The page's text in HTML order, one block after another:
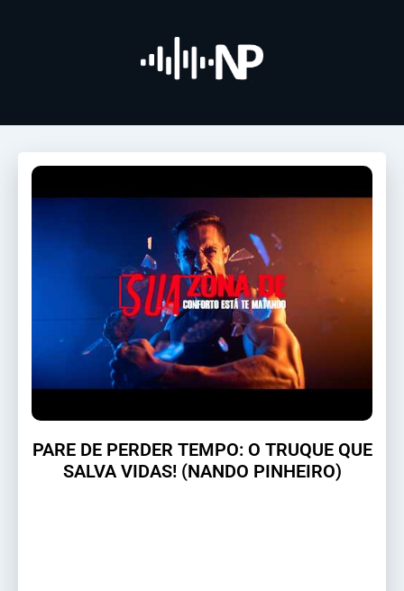
PARE DE PERDER TEMPO: O TRUQUE QUE
SALVA VIDAS! (NANDO PINHEIRO)